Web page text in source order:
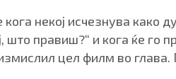
некој исчезнува како
што правиш?“ и кога ќе го
цел филм во